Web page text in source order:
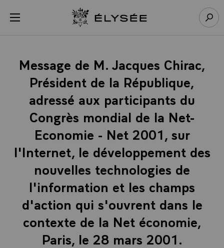
menu Retour à l’accueil Élysée
Message de M. Jacques Chirac,
Président de la République,
adressé aux participants du
Congrès mondial de la Net-
Economie - Net 2001, sur
l'Internet, le développement des
nouvelles technologies de
l'information et les champs
d'action qui s'ouvrent dans le
contexte de la Net économie,
Paris, le 28 mars 2001.
Panneau de gestion des cookies